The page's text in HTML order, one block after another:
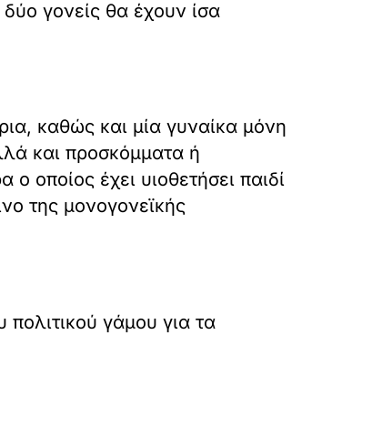
γονείς θα έχουν ίσα
καθώς και μία γυναίκα μόνη
και προσκόμματα ή
οποίος έχει υιοθετήσει παιδί
της μονογονεϊκής
γάμου για τα